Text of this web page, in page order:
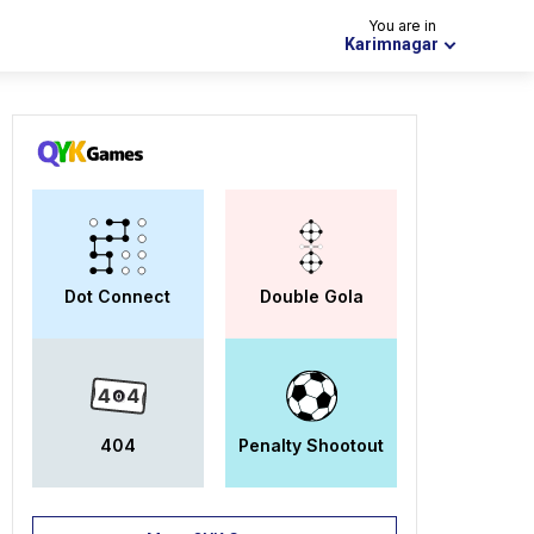
You are in
Karimnagar
Dot Connect Double Gola
404 Penalty Shootout